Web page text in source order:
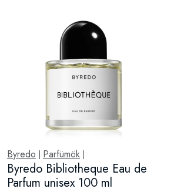
Byredo Parfümök
Byredo Bibliotheque Eau de
Parfum unisex 100 ml